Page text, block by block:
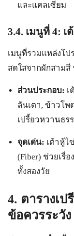
และแคลเซียม
3.4. เมนูที่ 4: เ
เมนูที่รวมแหล่งโ
สดใสจากผักสามสี
ส่วนประกอบ: เ
ลันเตา, ข้าวโพ
เปรี้ยวหวานธร
จุดเด่น: เต้าหู้ไ
(Fiber) ช่วยเรื่
ทั้งสองวัย
4. ตารางเ
ข้อควรระวัง